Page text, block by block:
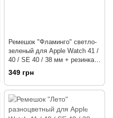
Ремешок "Фламинго" светло-
зеленый для Apple Watch 41 /
40 / SE 40 / 38 мм + резинка
для волос
349 грн